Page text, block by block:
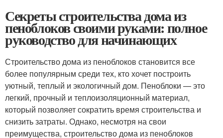
Секреты строительства дома из
пеноблоков своими руками: полное
руководство для начинающих
Строительство дома из пеноблоков становится все
более популярным среди тех, кто хочет построить
уютный, теплый и экологичный дом. Пеноблоки — это
легкий, прочный и теплоизоляционный материал,
который позволяет сократить время строительства и
снизить затраты. Однако, несмотря на свои
преимущества, строительство дома из пеноблоков